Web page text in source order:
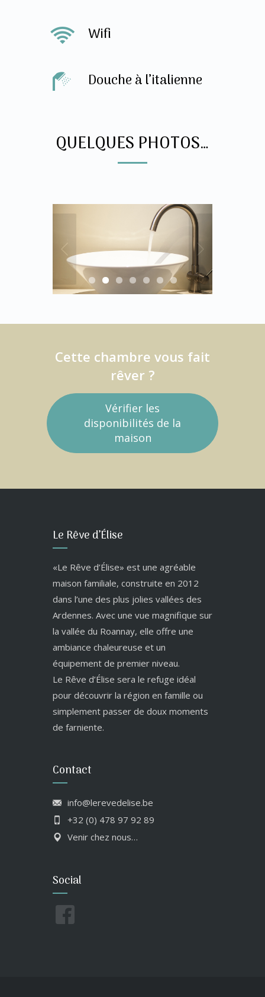
Wifi
Douche à l’italienne
QUELQUES PHOTOS…
Cette chambre vous fait
rêver ?
Vérifier les
disponibilités de la
maison
Le Rêve d’Élise
«Le Rêve d’Élise» est une agréable
maison familiale, construite en 2012
dans l’une des plus jolies vallées des
Ardennes. Avec une vue magnifique sur
la vallée du Roannay, elle offre une
ambiance chaleureuse et un
équipement de premier niveau.
Le Rêve d’Élise sera le refuge idéal
pour découvrir la région en famille ou
simplement passer de doux moments
de farniente.
Contact
info@lerevedelise.be
+32 (0) 478 97 92 89
Venir chez nous…
Social